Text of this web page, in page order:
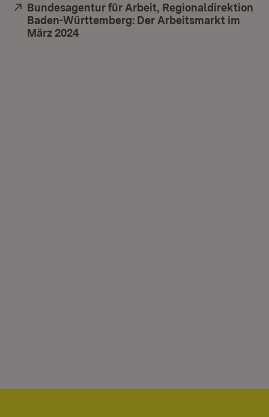
Extern:
Bundesagentur für Arbeit, Regionaldirektion
Baden-Württemberg: Der Arbeitsmarkt im
März 2024